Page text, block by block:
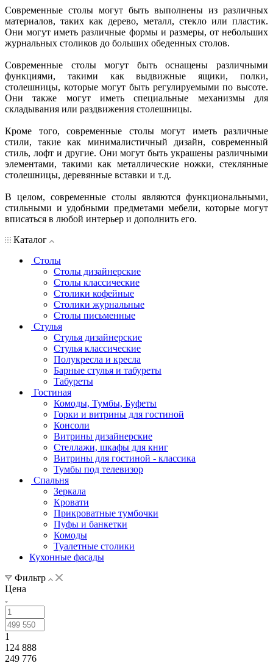
Современные столы могут быть выполнены из различных
материалов, таких как дерево, металл, стекло или пластик.
Они могут иметь различные формы и размеры, от небольших
журнальных столиков до больших обеденных столов.
Современные столы могут быть оснащены различными
функциями, такими как выдвижные ящики, полки,
столешницы, которые могут быть регулируемыми по высоте.
Они также могут иметь специальные механизмы для
складывания или раздвижения столешницы.
Кроме того, современные столы могут иметь различные
стили, такие как минималистичный дизайн, современный
стиль, лофт и другие. Они могут быть украшены различными
элементами, такими как металлические ножки, стеклянные
столешницы, деревянные вставки и т.д.
В целом, современные столы являются функциональными,
стильными и удобными предметами мебели, которые могут
вписаться в любой интерьер и дополнить его.
Каталог
Столы
Столы дизайнерские
Столы классические
Столики кофейные
Столики журнальные
Столы письменные
Стулья
Стулья дизайнерские
Стулья классические
Полукресла и кресла
Барные стулья и табуреты
Табуреты
Гостиная
Комоды, Тумбы, Буфеты
Горки и витрины для гостиной
Консоли
Витрины дизайнерские
Стеллажи, шкафы для книг
Витрины для гостиной - классика
Тумбы под телевизор
Спальня
Зеркала
Кровати
Прикроватные тумбочки
Пуфы и банкетки
Комоды
Туалетные столики
Кухонные фасады
Фильтр
Цена
1
124 888
249 776